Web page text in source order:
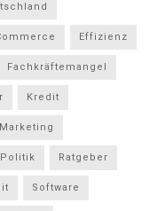
Effizienz
Fachkräftemangel
Kredit
Marketing
Politik Ratgeber
Software